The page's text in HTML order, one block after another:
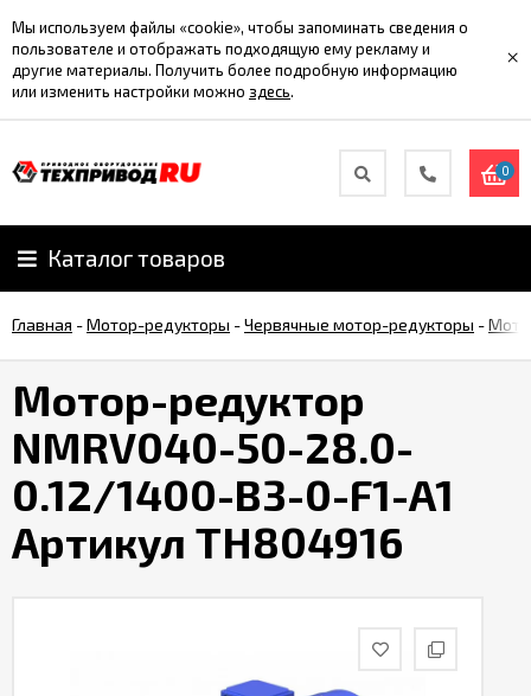
Мы используем файлы «cookie», чтобы запоминать сведения о
пользователе и отображать подходящую ему рекламу и
другие материалы. Получить более подробную информацию
или изменить настройки можно здесь.
×
0
Каталог товаров
Главная -Мотор-редукторы -Червячные мотор-редукторы -
Мотор-редуктор
NMRV040-50-28.0-
0.12/1400-B3-0-F1-A1
Артикул TH804916